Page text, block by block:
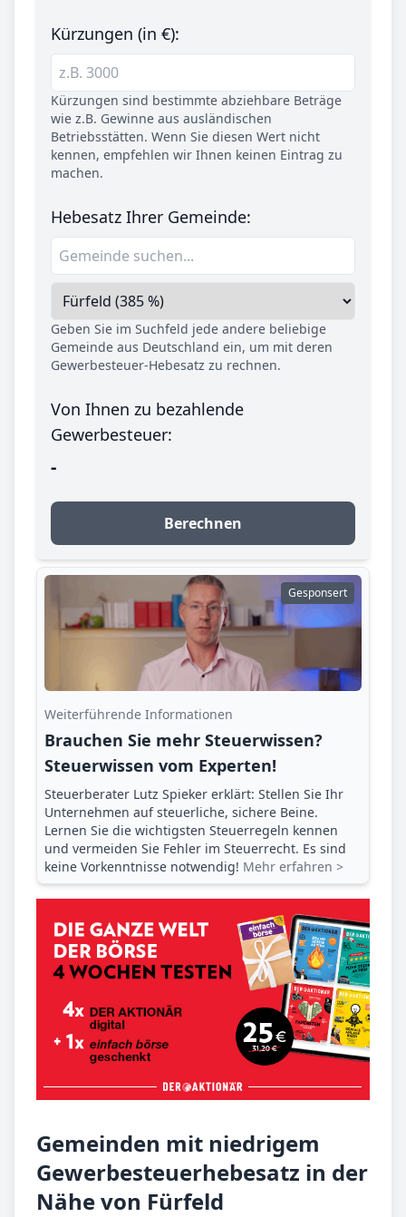
Kürzungen (in €):
Kürzungen sind bestimmte abziehbare Beträge
wie z.B. Gewinne aus ausländischen
Betriebsstätten. Wenn Sie diesen Wert nicht
kennen, empfehlen wir Ihnen keinen Eintrag zu
machen.
Hebesatz Ihrer Gemeinde:
Geben Sie im Suchfeld jede andere beliebige
Gemeinde aus Deutschland ein, um mit deren
Gewerbesteuer-Hebesatz zu rechnen.
Von Ihnen zu bezahlende
Gewerbesteuer:
-
Berechnen
Gesponsert
Weiterführende Informationen
Brauchen Sie mehr Steuerwissen?
Steuerwissen vom Experten!
Steuerberater Lutz Spieker erklärt: Stellen Sie Ihr
Unternehmen auf steuerliche, sichere Beine.
Lernen Sie die wichtigsten Steuerregeln kennen
und vermeiden Sie Fehler im Steuerrecht. Es sind
keine Vorkenntnisse notwendig! Mehr erfahren >
Gemeinden mit niedrigem
Gewerbesteuerhebesatz in der
Nähe von Fürfeld